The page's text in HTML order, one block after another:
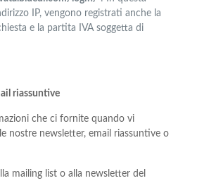
IP, vengono registrati anche la
e la partita IVA soggetta di
riassuntive
che ci fornite quando vi
nostre newsletter, email riassuntive o
mailing list o alla newsletter del